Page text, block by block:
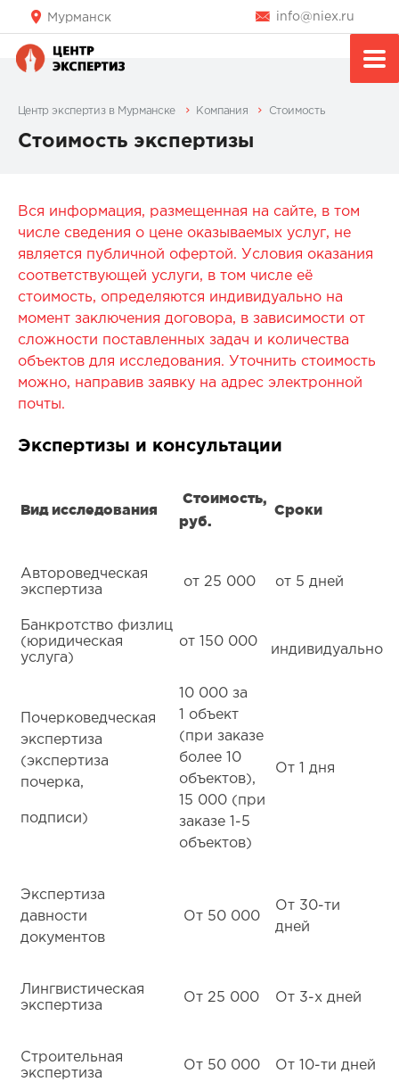
Мурманск info@niex.ru
Центр экспертиз в Мурманске Компания Стоимость
Стоимость экспертизы
Вся информация, размещенная на сайте, в том
числе сведения о цене оказываемых услуг, не
является публичной офертой. Условия оказания
соответствующей услуги, в том числе её
стоимость, определяются индивидуально на
момент заключения договора, в зависимости от
сложности поставленных задач и количества
объектов для исследования. Уточнить стоимость
можно, направив заявку на адрес электронной
почты.
Экспертизы и консультации
Вид исследования
Стоимость,
руб.
Сроки
Автороведческая
экспертиза
от 25 000 от 5 дней
Банкротство физлиц
(юридическая
услуга)
от 150 000
индивидуально
Почерковедческая
экспертиза
(экспертиза
почерка,
подписи)
10 000 за
1 объект
(при заказе
более 10
объектов),
15 000 (при
заказе 1-5
объектов)
От 1 дня
Экспертиза
давности
документов
От 50 000
От 30-ти
дней
Лингвистическая
экспертиза
От 25 000 От 3-х дней
Строительная
экспертиза
От 50 000 От 10-ти дней